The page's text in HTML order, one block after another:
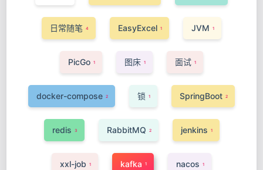
日常随笔 4 EasyExcel 1 JVM 1
PicGo 1 图床 1 面试 1
docker-compose 2 锁 1 SpringBoot 2
redis 3 RabbitMQ 2 jenkins 1
xxl-job 1 kafka 1 nacos 1